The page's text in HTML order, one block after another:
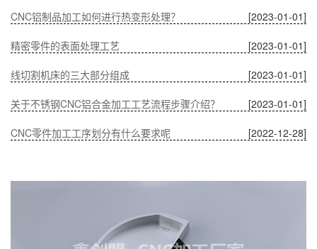
[2023-01-01]
CNC铝制品加工如何进行热变形处理？
[2023-01-01]
精密零件的表面处理工艺
[2023-01-01]
线切割机床的三大部分组成
[2023-01-01]
关于不锈钢CNC铝合金加工工艺流程步骤介绍？
[2022-12-28]
CNC零件加工工序划分有什么要求呢